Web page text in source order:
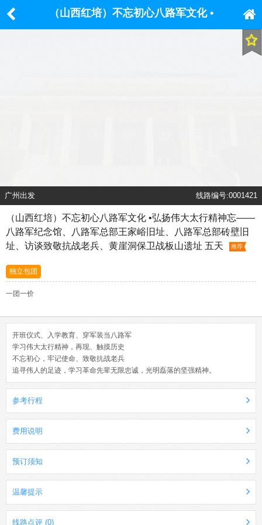
（山西红培）不忘初心八路军文化 •
广州出发 线路编号:0001421
（山西红培）不忘初心八路军文化 •弘扬伟大太行精神忘——
八路军纪念馆、八路军总部王家峪旧址、八路军总部砖壁旧
址、访谈致敬抗战老兵、黄崖洞保卫战板山遗址 五天
推荐
独立包团
一团一价
开班仪式、入学教育、穿军装当八路军
学习伟大太行精神，再现、触摸历史
不忘初心，牢记使命、致敬抗战老兵
追寻伟人的足迹，学习革命先辈无限忠诚，光明磊落的坚强精神。
参考行程
费用说明
预订须知
温馨提示
线路点评 (0)